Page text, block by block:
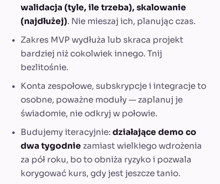
walidacja (tyle, ile trzeba), skalowanie
(najdłużej). Nie mieszaj ich, planując czas.
Zakres MVP wydłuża lub skraca projekt
bardziej niż cokolwiek innego. Tnij
bezlitośnie.
Konta zespołowe, subskrypcje i integracje to
osobne, poważne moduły — zaplanuj je
świadomie, nie odkryj w połowie.
Budujemy iteracyjnie:działające demo co
dwa tygodnie zamiast wielkiego wdrożenia
za pół roku, bo to obniża ryzyko i pozwala
korygować kurs, gdy jest jeszcze tanio.